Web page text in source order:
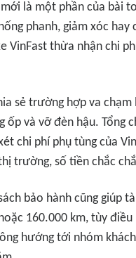
là một phần của bài
phanh, giảm xóc
VinFast thừa nhận chi
sẻ trường hợp va
ốp và vỡ đèn hậu. Tổng
chi phí phụ tùng của
trường, số tiền chắc
bảo hành cũng giúp
160.000 km, tùy
hướng tới nhóm